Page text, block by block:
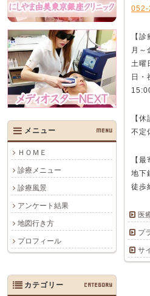
メニュー MENU
ＨＯＭＥ
診療メニュー
診療風景
アンケート結果
地図行き方
プロフィール
【診
月
土
日
【休
不定
【最
地下
徒歩
医
プ
サ
カテゴリー CATEGORY